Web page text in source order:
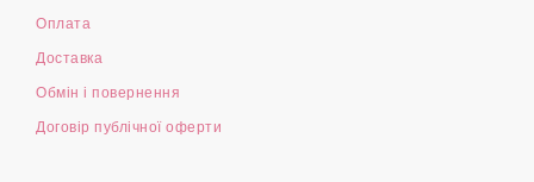
Оплата
Доставка
Обмін і повернення
Договір публічної оферти